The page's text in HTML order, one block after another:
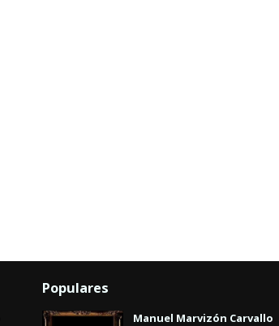
Populares
Manuel Marvizón Carvallo